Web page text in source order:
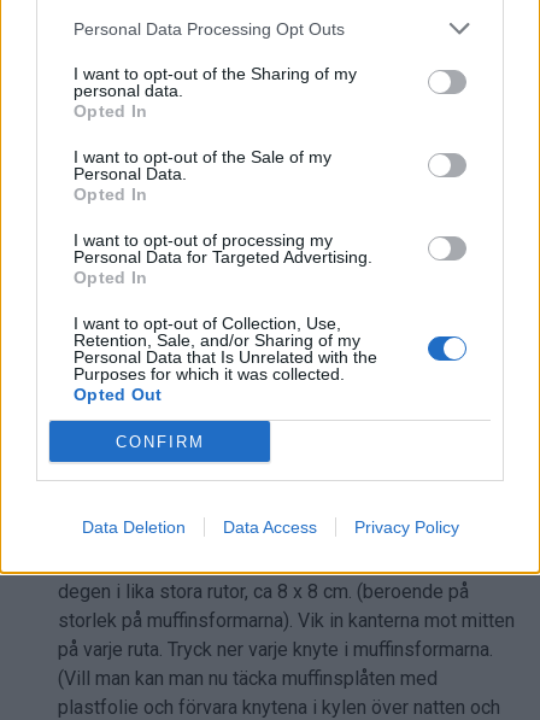
Personal Data Processing Opt Outs
I want to opt-out of the Sharing of my
personal data.
Opted In
I want to opt-out of the Sale of my
Personal Data.
Opted In
I want to opt-out of processing my
Personal Data for Targeted Advertising.
Opted In
I want to opt-out of Collection, Use,
Retention, Sale, and/or Sharing of my
Personal Data that Is Unrelated with the
Purposes for which it was collected.
Opted Out
CONFIRM
Data Deletion Data Access Privacy Policy
treslag. Dvs vik in den ena kortsidan av degen över
smöret för att sedan vika över den andra kortsidan.
(Ungefär som du viker ett brev). Kavla försiktigt för att
pressa ihop degen med smöret och vik sedan igen i
ett treslag. Lägg degen så att kortsidan är vänd mot
dig. Kavla försiktigt ut degen till en rektangel, ca 30 x
är vänd mot dig och kavla ytterligare en gång till 30 x
60 cm. Vik ett treslag igen. Lägg degen på en plåt täckt
kylen i 30 minuter.
Ta ut degen. Kavla och vik degen 2 ggr på samma vis
som förra gången MEN denna gång strö ut socker på
degen innan både gångerna innan den viks (kavla lite
på sockret så det fastnar på degen innan du viker).
Lägg degen på en plåt täckt med bakplåtspapper. Täck
Smöra en muffinsplåt. Strö lite socker på bakbordet.
degen i lika stora rutor, ca 8 x 8 cm. (beroende på
storlek på muffinsformarna). Vik in kanterna mot mitten
på varje ruta. Tryck ner varje knyte i muffinsformarna.
(Vill man kan man nu täcka muffinsplåten med
plastfolie och förvara knytena i kylen över natten och